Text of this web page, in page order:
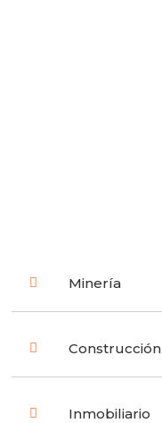
Minería
Construcción
Inmobiliario